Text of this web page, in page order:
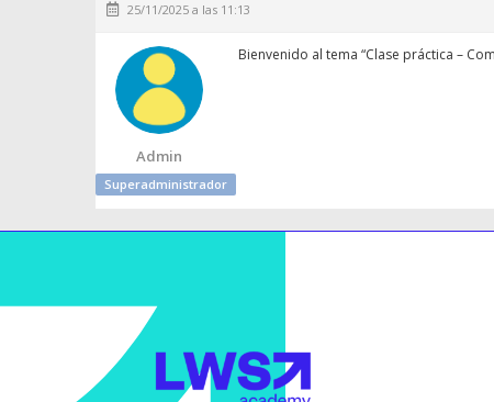
25/11/2025 a las 11:13
Admin
Superadministrador
Bienvenido al tema “Clase práctica –